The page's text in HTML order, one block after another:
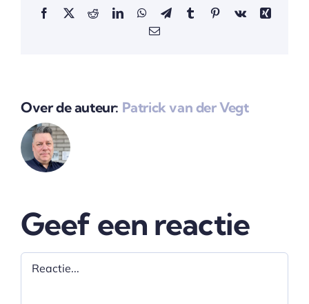
Facebook
X RedditLinkedInWhatsApp
TelegramTumblrPinterestVk
Xing
E-
Over de auteur: Patrick van der Vegt
Geef een reactie
Reactie